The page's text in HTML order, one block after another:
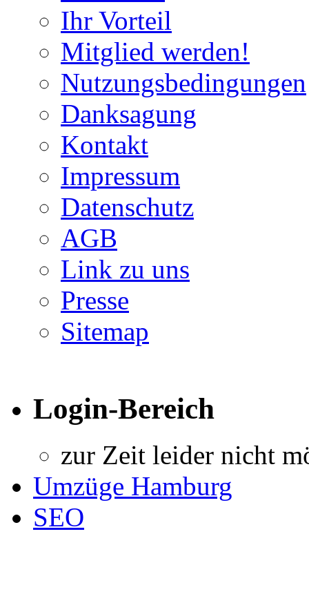
Ihr Vorteil
Mitglied werden!
Nutzungsbedingungen
Danksagung
Kontakt
Impressum
Datenschutz
AGB
Link zu uns
Presse
Sitemap
Login-Bereich
zur Zeit leider nicht
Umzüge Hamburg
SEO